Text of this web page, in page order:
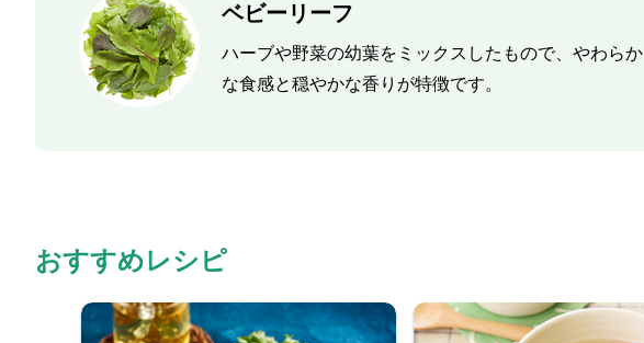
ベビーリーフ
ハーブや野菜の幼葉をミックスしたもので、やわらか
な食感と穏やかな香りが特徴です。
おすすめレシピ